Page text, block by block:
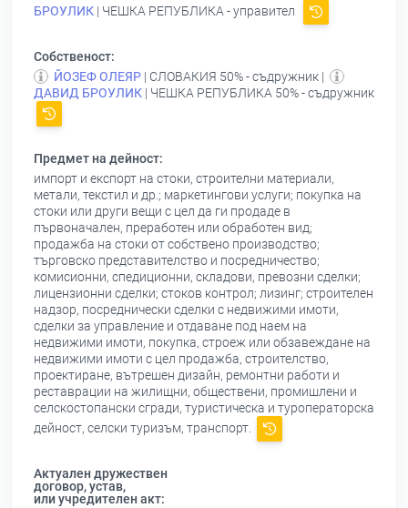
БРОУЛИК | ЧЕШКА РЕПУБЛИКА - управител
Собственост:
ЙОЗЕФ ОЛЕЯР | СЛОВАКИЯ 50% - съдружник |
ДАВИД БРОУЛИК | ЧЕШКА РЕПУБЛИКА 50% - съдружник
Предмет на дейност:
импорт и експорт на стоки, строителни материали,
метали, текстил и др.; маркетингови услуги; покупка на
стоки или други вещи с цел да ги продаде в
първоначален, преработен или обработен вид;
продажба на стоки от собствено производство;
търговско представителство и посредничество;
комисионни, спедиционни, складови, превозни сделки;
лицензионни сделки; стоков контрол; лизинг; строителен
надзор, посреднически сделки с недвижими имоти,
сделки за управление и отдаване под наем на
недвижими имоти, покупка, строеж или обзавеждане на
недвижими имоти с цел продажба, строителство,
проектиране, вътрешен дизайн, ремонтни работи и
реставрации на жилищни, обществени, промишлени и
селскостопански сгради, туристическа и туроператорска
дейност, селски туризъм, транспорт.
Актуален дружествен
договор, устав,
или учредителен акт: